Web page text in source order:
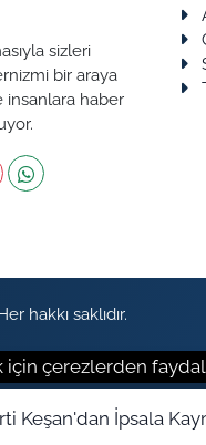
sizleri
bir araya
insanlara haber
hakkı saklıdır.
çerezlerden
AK Parti